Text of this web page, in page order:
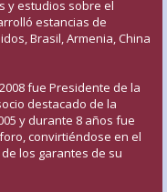
y estudios sobre el
estancias de
Brasil, Armenia, China
fue Presidente de la
destacado de la
y durante 8 años fue
convirtiéndose en el
los garantes de su